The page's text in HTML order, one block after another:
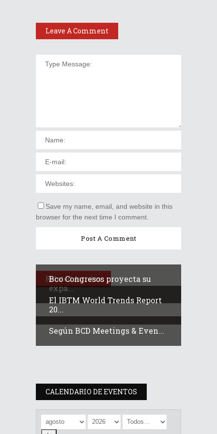
Leave A Comment
Save my name, email, and website in this
browser for the next time I comment.
Related Articles
Bco Congresos proyecta su
expa...
El IBTM World Trends Report
20...
Según BCD Meetings & Even...
CALENDARIO DE EVENTOS